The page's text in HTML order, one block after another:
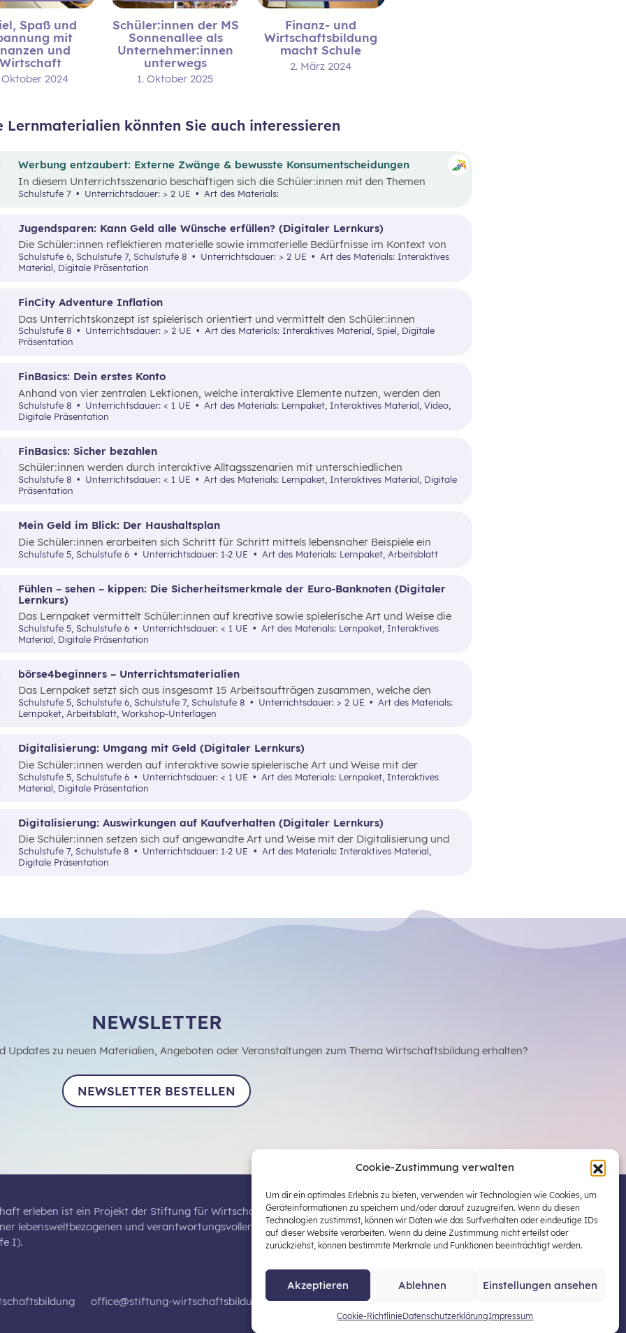
Cookie-Zustimmung verwalten
Um dir ein optimales Erlebnis zu bieten, verwenden wir Technologien wie Cookies, um
Geräteinformationen zu speichern und/oder darauf zuzugreifen. Wenn du diesen
Technologien zustimmst, können wir Daten wie das Surfverhalten oder eindeutige IDs
auf dieser Website verarbeiten. Wenn du deine Zustimmung nicht erteilst oder
zurückziehst, können bestimmte Merkmale und Funktionen beeinträchtigt werden.
Akzeptieren Ablehnen Einstellungen ansehen
Cookie-RichtlinieDatenschutzerklärungImpressum
Spaß und
mit
und
Oktober 2024
Schüler:innen der MS
Sonnenallee als
Unternehmer:innen
unterwegs
1. Oktober 2025
Finanz- und
Wirtschaftsbildung
macht Schule
2. März 2024
Lernmaterialien könnten Sie auch interessieren
Jugendsparen: Kann Geld alle Wünsche erfüllen? (Digitaler Lernkurs)
Die Schüler:innen reflektieren materielle sowie immaterielle Bedürfnisse im Kontext von
Jugendbankkonten und analysieren dabei verschiedene Jugendsparangebote in Form
eines Marketplace.
Schulstufe 6, Schulstufe 7, Schulstufe 8 Unterrichtsdauer: > 2 UE
Material, Digitale Präsentation
FinCity Adventure Inflation
Das Unterrichtskonzept ist spielerisch orientiert und vermittelt den Schüler:innen
wichtiges Grundlagenwissen zur Inflation und wie sich diese im alltäglichen Leben zeigt.
Schulstufe 8 Unterrichtsdauer: > 2 UE
Art des Materials: Interaktives Material, Spiel, Digitale
Präsentation
Werbung entzaubert: Externe Zwänge & bewusste Konsumentscheidungen
In diesem Unterrichtsszenario beschäftigen sich die Schüler:innen mit den Themen
„Werbung“ und „Konsumentscheidungen“. Zu Beginn des Materials steht ein Video von
Schulstufe 7 Unterrichtsdauer: > 2 UE Art des Materials:
FinBasics: Dein erstes Konto
Anhand von vier zentralen Lektionen, welche interaktive Elemente nutzen, werden den
Schüler:innen wesentliche Inhalte zu den unterschiedlichen Funktionen und dem Nutzen
eines Girokontos vermittelt.
Schulstufe 8 Unterrichtsdauer: < 1 UE
Digitale Präsentation
FinBasics: Sicher bezahlen
Schüler:innen werden durch interaktive Alltagsszenarien mit unterschiedlichen
Zahlungsmöglichkeiten und den damit verbundenen Fragen von (finanzieller) Sicherheit
mittels einer durchgängigen Erzählung samt spielerischer Elemente vertraut gemacht.
Schulstufe 8 Unterrichtsdauer: < 1 UE
Präsentation
Mein Geld im Blick: Der Haushaltsplan
Die Schüler:innen erarbeiten sich Schritt für Schritt mittels lebensnaher Beispiele ein
Grundverständnis für einen Haushaltsplan.
Schulstufe 5, Schulstufe 6 Unterrichtsdauer: 1-2 UE Art des Materials: Lernpaket, Arbeitsblatt
Fühlen – sehen – kippen: Die Sicherheitsmerkmale der Euro-Banknoten (Digitaler
Lernkurs)
Das Lernpaket vermittelt Schüler:innen auf kreative sowie spielerische Art und Weise die
Sicherheitsmerkmale von Euro-Banknoten hinsichtlich Fälschungssicherheit von Bargeld.
Schulstufe 5, Schulstufe 6 Unterrichtsdauer: < 1 UE
Material, Digitale Präsentation
börse4beginners – Unterrichtsmaterialien
Das Lernpaket setzt sich aus insgesamt 15 Arbeitsaufträgen zusammen, welche den
Schüler:innen auf kreative, spielerische sowie angewandte Art und Weise
Grundlagenwissen über die Börse und Geldveranlagung vermittelt.
Schulstufe 5, Schulstufe 6, Schulstufe 7, Schulstufe 8 Unterrichtsdauer: > 2 UE
Art des Materials:
Lernpaket, Arbeitsblatt, Workshop-Unterlagen
Digitalisierung: Umgang mit Geld (Digitaler Lernkurs)
Die Schüler:innen werden auf interaktive sowie spielerische Art und Weise mit der
Möglichkeit vertraut gemacht, digitale Tools als Hilfsmittel anzuwenden, um eine bessere
Übersicht über die eigenen Einnahmen und Ausgaben zu bekommen.
Schulstufe 5, Schulstufe 6 Unterrichtsdauer: < 1 UE
Material, Digitale Präsentation
Digitalisierung: Auswirkungen auf Kaufverhalten (Digitaler Lernkurs)
Die Schüler:innen setzen sich auf angewandte Art und Weise mit der Digitalisierung und
ihre Auswirkungen auf das Konsumverhalten und die finanzielle Haushaltsplanung
auseinander.
Schulstufe 7, Schulstufe 8 Unterrichtsdauer: 1-2 UE
Digitale Präsentation
NEWSLETTER
Updates zu neuen Materialien, Angeboten oder Veranstaltungen zum Thema Wirtschaftsbildung erhalten?
NEWSLETTER BESTELLEN
erleben ist ein Projekt der Stiftung für Wirtschaftsbildung, Österreichs zentraler Plattform für die Stärkung
lebensweltbezogenen und verantwortungsvollen Wirtschaftsbildung in der schulischen Allgemeinbildung
I).
office@stiftung-wirtschaftsbildung.at Datenschutz